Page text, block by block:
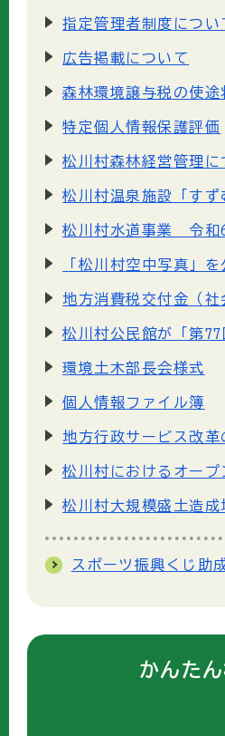
指定管理者制度につい
広告掲載について
森林環境譲与税の使途
特定個人情報保護評価
松川村森林経営管理に
「松川村空中写真」を
環境土木部長会様式
個人情報ファイル簿
松川村大規模盛土造成
スポーツ振興くじ助
かんた